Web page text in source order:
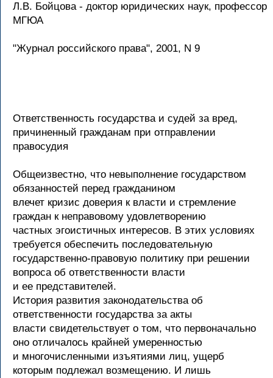
Л.В. Бойцова - доктор юридических наук, профессор
МГЮА
"Журнал российского права", 2001, N 9
Ответственность государства и судей за вред,
причиненный гражданам при отправлении
правосудия
Общеизвестно, что невыполнение государством
обязанностей перед гражданином
влечет кризис доверия к власти и стремление
граждан к неправовому удовлетворению
частных эгоистичных интересов. В этих условиях
требуется обеспечить последовательную
государственно-правовую политику при решении
вопроса об ответственности власти
и ее представителей.
История развития законодательства об
ответственности государства за акты
власти свидетельствует о том, что первоначально
оно отличалось крайней умеренностью
и многочисленными изъятиями лиц, ущерб
которым подлежал возмещению. И лишь